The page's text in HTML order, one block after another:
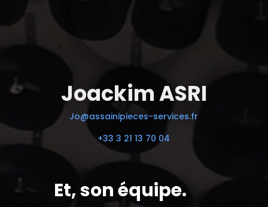
Joackim ASRI
Jo@assainipieces-services.fr
+33 3 21 13 70 04
Et, son équipe.